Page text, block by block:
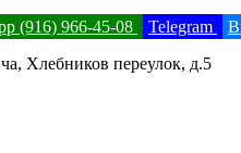
(916) 966-45-08 Telegram
Хлебников переулок, д.5